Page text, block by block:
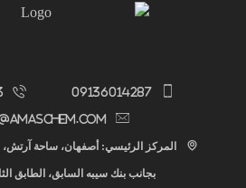
09136014287
المركز الرئيسي: أصفهان، ساحة آرتش،
بجانب بنك سيبه السابق، الطابق